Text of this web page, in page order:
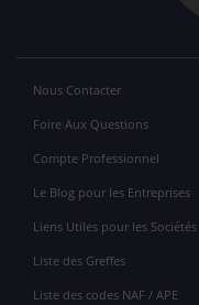
Nous Contacter
Foire Aux Questions
Compte Professionnel
Le Blog pour les Entreprises
Liens Utiles pour les Sociétés
Liste des Greffes
Liste des codes NAF / APE